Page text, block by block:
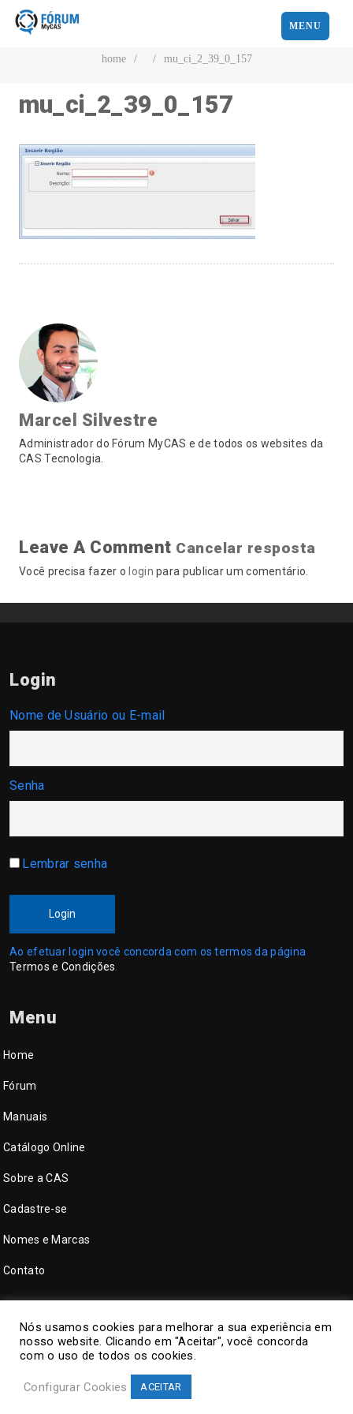
MENU
home / / mu_ci_2_39_0_157
mu_ci_2_39_0_157
Marcel Silvestre
Administrador do Fórum MyCAS e de todos os websites da
CAS Tecnologia.
Leave A Comment Cancelar resposta
Você precisa fazer o login para publicar um comentário.
Login
Nome de Usuário ou E-mail
Senha
Lembrar senha
Login
Ao efetuar login você concorda com os termos da página
Termos e Condições
Menu
Home
Fórum
Manuais
Catálogo Online
Sobre a CAS
Cadastre-se
Nomes e Marcas
Contato
CAS Tecnologia. Todos direitos reservados.
Nós usamos cookies para melhorar a sua experiência em
nosso website. Clicando em "Aceitar", você concorda
com o uso de todos os cookies.
Configurar Cookies ACEITAR